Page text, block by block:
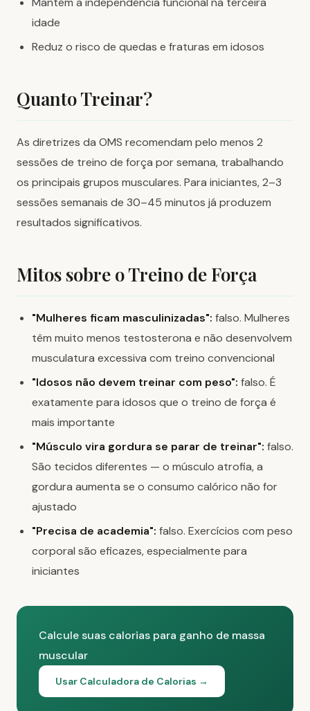
idade
Reduz o risco de quedas e fraturas em idosos
Quanto Treinar?
As diretrizes da OMS recomendam pelo menos 2
sessões de treino de força por semana, trabalhando
os principais grupos musculares. Para iniciantes, 2–3
sessões semanais de 30–45 minutos já produzem
resultados significativos.
Mitos sobre o Treino de Força
"Mulheres ficam masculinizadas": falso. Mulheres
têm muito menos testosterona e não desenvolvem
musculatura excessiva com treino convencional
"Idosos não devem treinar com peso": falso. É
exatamente para idosos que o treino de força é
mais importante
"Músculo vira gordura se parar de treinar": falso.
São tecidos diferentes — o músculo atrofia, a
gordura aumenta se o consumo calórico não for
ajustado
"Precisa de academia": falso. Exercícios com peso
corporal são eficazes, especialmente para
iniciantes
Calcule suas calorias para ganho de massa
muscular
Usar Calculadora de Calorias →